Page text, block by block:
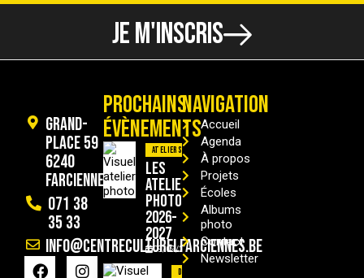
JE M'INSCRIS
Grand-
Place 59
6240
Farciennes
071 38
35 33
info@centreculturelfarciennes.be
PROCHAINS
ÉVÈNEMENTS
Ateliers
Les
ateliers
photo
2026-
2027
09/09/2026
Divers
NAVIGATION
Accueil
Agenda
À propos
Projets
Écoles
Albums
photo
Contact
Newsletter